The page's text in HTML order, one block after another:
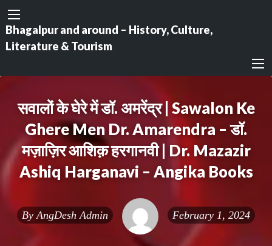
Bhagalpur and around – History, Culture,
Literature & Tourism
सवालों के घेरे में डॉ. अमरेंद्र | Sawalon Ke
Ghere Men Dr. Amarendra – डॉ.
मज़ाज़िर आशिक़ हरगानवी | Dr. Mazazir
Ashiq Harganavi – Angika Books
By AngDesh Admin February 1, 2024